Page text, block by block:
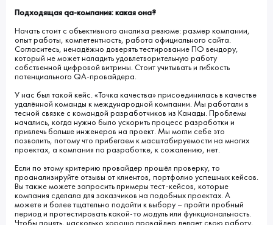
Подходящая qa-компания: какая она?
Начать стоит с объективного анализа резюме: размер компании,
опыт работы, компетентность, работа официального сайта.
Согласитесь, ненадёжно доверять тестирование ПО вендору,
который не может наладить удовлетворительную работу
собственной цифровой витрины. Стоит учитывать и гибкость
потенциального QA-провайдера.
У нас был такой кейс. «Точка качества» присоединилась в качестве
удалённой команды к международной компании. Мы работали в
тесной связке с командой разработчиков из Канады. Проблемы
начались, когда нужно было ускорить процесс разработки и
привлечь больше инженеров на проект. Мы могли себе это
позволить, потому что прибегаем к масштабируемости на многих
проектах, а компания по разработке, к сожалению, нет.
Если по этому критерию провайдер прошёл проверку, то
проанализируйте отзывы от клиентов, портфолио успешных кейсов.
Вы также можете запросить примеры тест-кейсов, которые
компания сделала для заказчиков на подобных проектах. А
можете и более тщательно подойти к выбору – пройти пробный
период и протестировать какой-то модуль или функциональность.
Чтобы понять, насколько хорошо провайдер делает свою работу,